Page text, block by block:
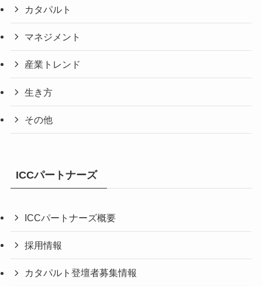
カタパルト
マネジメント
産業トレンド
生き方
その他
ICCパートナーズ
ICCパートナーズ概要
採用情報
カタパルト登壇者募集情報